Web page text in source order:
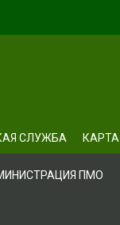
СЛУЖБА
ПМО